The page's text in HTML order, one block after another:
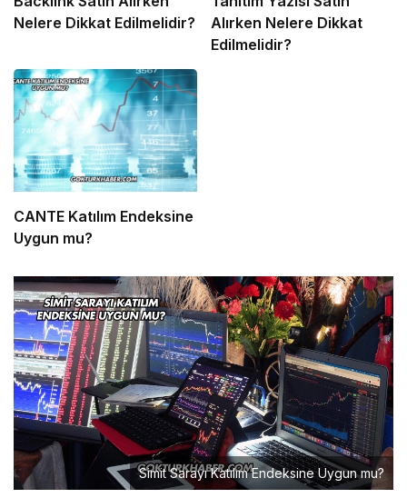
Nelere Dikkat Edilmelidir?
Alırken Nelere Dikkat
Edilmelidir?
CANTE Katılım Endeksine
Uygun mu?
Simit Sarayı Katılım Endeksine Uygun mu?